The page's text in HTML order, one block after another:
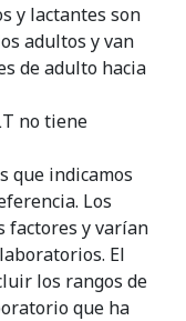
y lactantes son
adultos y van
de adulto hacia
no tiene
que indicamos
Los
factores y varían
El
los rangos de
que ha